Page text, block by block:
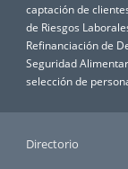
captación de
de Riesgos
Refinanciación de
Seguridad
selección de
Directorio